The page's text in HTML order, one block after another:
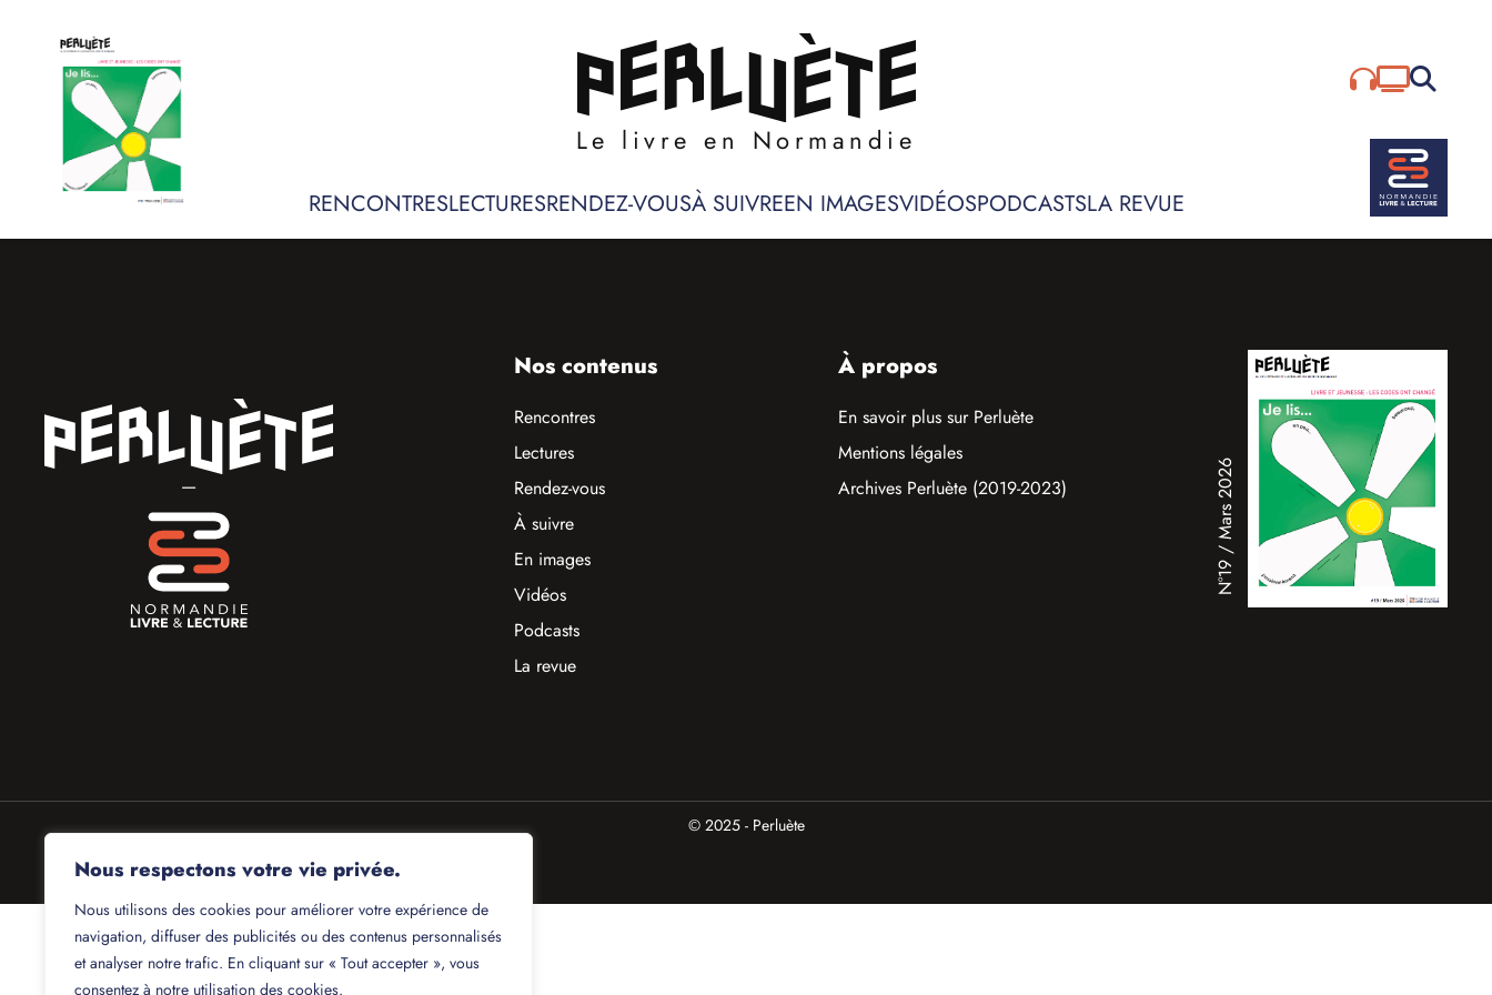
Nous respectons votre vie privée.
Nous utilisons des cookies pour améliorer votre expérience de
navigation, diffuser des publicités ou des contenus personnalisés
et analyser notre trafic. En cliquant sur « Tout accepter », vous
consentez à notre utilisation des cookies.
Le livre en Normandie
RENCONTRESLECTURESRENDEZ-VOUSÀ SUIVREEN IMAGESVIDÉOSPODCASTSLA REVUE
—
Nos contenus
Rencontres
Lectures
Rendez-vous
À suivre
En images
Vidéos
Podcasts
La revue
À propos
En savoir plus sur Perluète
Mentions légales
Archives Perluète (2019-2023)
N°19 / Mars 2026
© 2025 - Perluète